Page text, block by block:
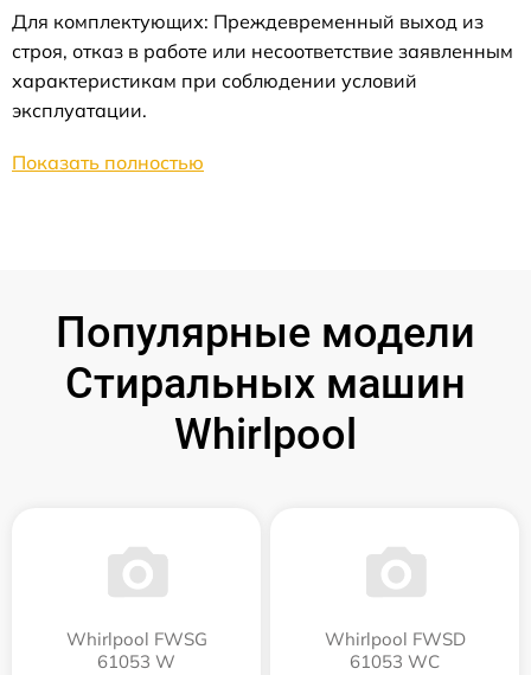
Для комплектующих: Преждевременный выход из
строя, отказ в работе или несоответствие заявленным
характеристикам при соблюдении условий
эксплуатации.
Показать полностью
Популярные модели
Стиральных машин
Whirlpool
Whirlpool FWSG
61053 W
Whirlpool FWSD
61053 WC